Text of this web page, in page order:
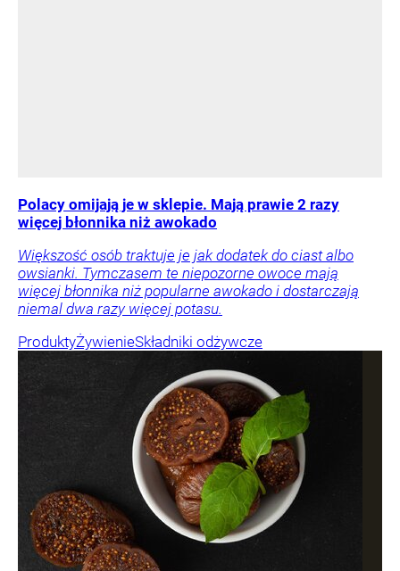
Polacy omijają je w sklepie. Mają prawie 2 razy
więcej błonnika niż awokado
Większość osób traktuje je jak dodatek do ciast albo
owsianki. Tymczasem te niepozorne owoce mają
więcej błonnika niż popularne awokado i dostarczają
niemal dwa razy więcej potasu.
ProduktyŻywienieSkładniki odżywcze